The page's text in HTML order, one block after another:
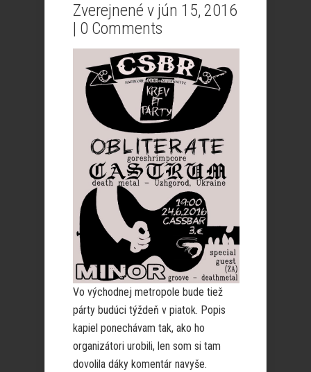
Zverejnené v jún 15, 2016
| 0 Comments
Vo východnej metropole bude tiež
párty budúci týždeň v piatok. Popis
kapiel ponechávam tak, ako ho
organizátori urobili, len som si tam
dovolila dáky komentár navyše.